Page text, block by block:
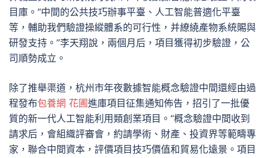
目庫。“中間的公共技巧辦事平臺、人工智能普適化平臺
等，輔助我們驗證操縱體系的可行性，并繚繞產物系統賜與
研發支持。”李天翔說，兩個月后，項目獲得初步驗證，公
司順勢成立。
除了推舉渠道，杭州市年夜數據智能概念驗證中間還經由過
程發布包養網 花圃進庫項目征集通知佈告，招引了一批優
質的新一代人工智能利用類創業項目。“概念驗證中間收到
請求后，會組織評審會，約請學術、財產、投資界等範疇專
家，聯合中間資本，評價項目技巧價值和貿易化遠景。項目